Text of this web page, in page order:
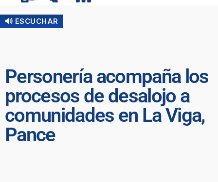
🔊 ESCUCHAR
Personería acompaña los
procesos de desalojo a
comunidades en La Viga,
Pance